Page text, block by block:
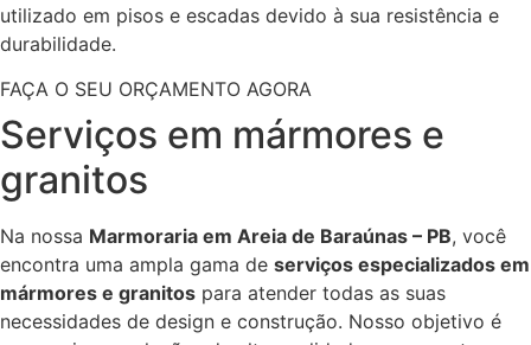
utilizado em pisos e escadas devido à sua resistência e
durabilidade.
FAÇA O SEU ORÇAMENTO AGORA
Serviços em mármores e
granitos
Na nossa Marmoraria em Areia de Baraúnas – PB, você
encontra uma ampla gama de serviços especializados em
mármores e granitos para atender todas as suas
necessidades de design e construção. Nosso objetivo é